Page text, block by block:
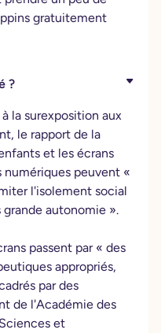
gratuitement
?
la surexposition aux
le rapport de la
et les écrans
peuvent «
l'isolement social
autonomie ».
passent par « des
appropriés,
par des
de l'Académie des
et